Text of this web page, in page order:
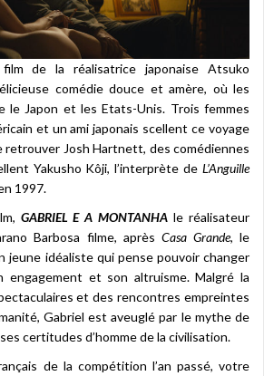
de la réalisatrice japonaise Atsuko
comédie douce et amère, où les
le Japon et les Etats-Unis. Trois femmes
et un ami japonais scellent ce voyage
retrouver Josh Hartnett, des comédiennes
Yakusho Kôji, l’interprète de L’Anguille
1997.
GABRIEL E A MONTANHA le réalisateur
Barbosa filme, après Casa Grande, le
jeune idéaliste qui pense pouvoir changer
engagement et son altruisme. Malgré la
et des rencontres empreintes
Gabriel est aveuglé par le mythe de
certitudes d’homme de la civilisation.
de la compétition l’an passé, votre